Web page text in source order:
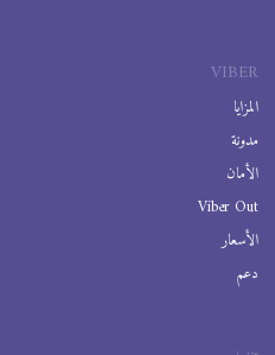
VIBER
المزايا
مدونة
الأمان
Viber Out
الأسعار
دعم